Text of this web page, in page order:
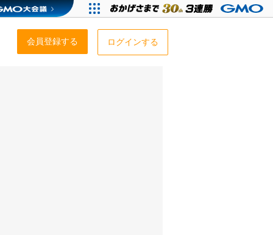
会員登録する ログインする